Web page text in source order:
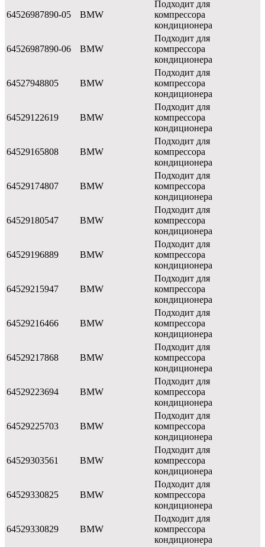
64526987890-05 BMW
Подходит для
компрессора
кондиционера
64526987890-06 BMW
Подходит для
компрессора
кондиционера
64527948805 BMW
Подходит для
компрессора
кондиционера
64529122619 BMW
Подходит для
компрессора
кондиционера
64529165808 BMW
Подходит для
компрессора
кондиционера
64529174807 BMW
Подходит для
компрессора
кондиционера
64529180547 BMW
Подходит для
компрессора
кондиционера
64529196889 BMW
Подходит для
компрессора
кондиционера
64529215947 BMW
Подходит для
компрессора
кондиционера
64529216466 BMW
Подходит для
компрессора
кондиционера
64529217868 BMW
Подходит для
компрессора
кондиционера
64529223694 BMW
Подходит для
компрессора
кондиционера
64529225703 BMW
Подходит для
компрессора
кондиционера
64529303561 BMW
Подходит для
компрессора
кондиционера
64529330825 BMW
Подходит для
компрессора
кондиционера
64529330829 BMW
Подходит для
компрессора
кондиционера